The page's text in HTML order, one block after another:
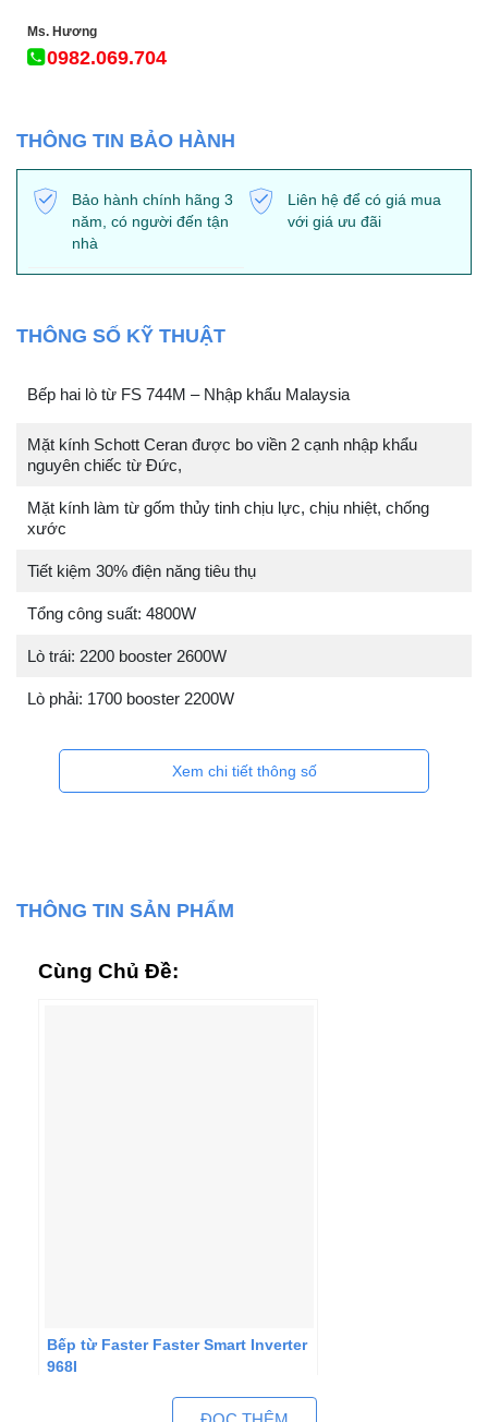
Ms. Hương
0982.069.704
THÔNG TIN BẢO HÀNH
Bảo hành chính hãng 3
năm, có người đến tận
nhà
Liên hệ để có giá mua
với giá ưu đãi
THÔNG SỐ KỸ THUẬT
Bếp hai lò từ FS 744M – Nhập khẩu Malaysia
Mặt kính Schott Ceran được bo viền 2 cạnh nhập khẩu
nguyên chiếc từ Đức,
Mặt kính làm từ gốm thủy tinh chịu lực, chịu nhiệt, chống
xước
Tiết kiệm 30% điện năng tiêu thụ
Tổng công suất: 4800W
Lò trái: 2200 booster 2600W
Lò phải: 1700 booster 2200W
Xem chi tiết thông số
THÔNG TIN SẢN PHẨM
Cùng Chủ Đề:
Bếp từ Faster Faster Smart Inverter
968I